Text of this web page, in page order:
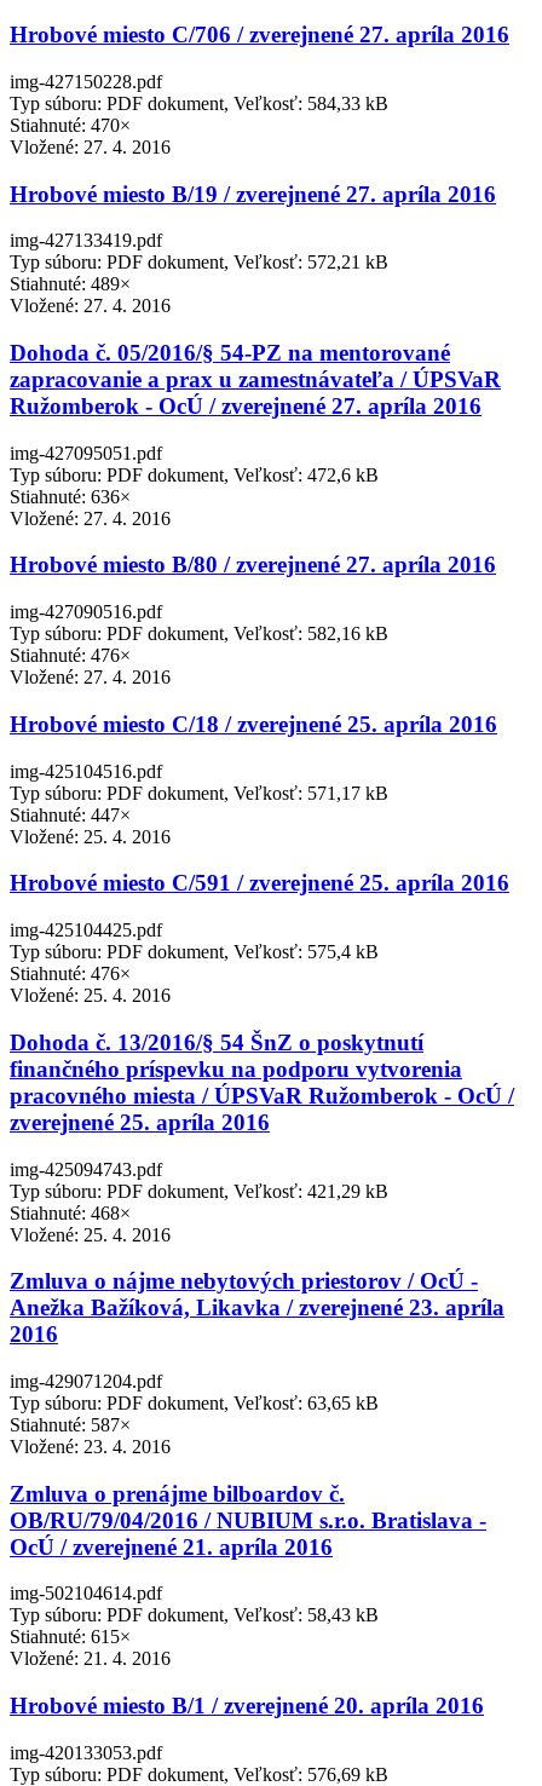
Hrobové miesto C/706 / zverejnené 27. apríla 2016
img-427150228.pdf
Typ súboru: PDF dokument, Veľkosť: 584,33 kB
Stiahnuté: 470×
Vložené: 27. 4. 2016
Hrobové miesto B/19 / zverejnené 27. apríla 2016
img-427133419.pdf
Typ súboru: PDF dokument, Veľkosť: 572,21 kB
Stiahnuté: 489×
Vložené: 27. 4. 2016
Dohoda č. 05/2016/§ 54-PZ na mentorované
zapracovanie a prax u zamestnávateľa / ÚPSVaR
Ružomberok - OcÚ / zverejnené 27. apríla 2016
img-427095051.pdf
Typ súboru: PDF dokument, Veľkosť: 472,6 kB
Stiahnuté: 636×
Vložené: 27. 4. 2016
Hrobové miesto B/80 / zverejnené 27. apríla 2016
img-427090516.pdf
Typ súboru: PDF dokument, Veľkosť: 582,16 kB
Stiahnuté: 476×
Vložené: 27. 4. 2016
Hrobové miesto C/18 / zverejnené 25. apríla 2016
img-425104516.pdf
Typ súboru: PDF dokument, Veľkosť: 571,17 kB
Stiahnuté: 447×
Vložené: 25. 4. 2016
Hrobové miesto C/591 / zverejnené 25. apríla 2016
img-425104425.pdf
Typ súboru: PDF dokument, Veľkosť: 575,4 kB
Stiahnuté: 476×
Vložené: 25. 4. 2016
Dohoda č. 13/2016/§ 54 ŠnZ o poskytnutí
finančného príspevku na podporu vytvorenia
pracovného miesta / ÚPSVaR Ružomberok - OcÚ /
zverejnené 25. apríla 2016
img-425094743.pdf
Typ súboru: PDF dokument, Veľkosť: 421,29 kB
Stiahnuté: 468×
Vložené: 25. 4. 2016
Zmluva o nájme nebytových priestorov / OcÚ -
Anežka Bažíková, Likavka / zverejnené 23. apríla
2016
img-429071204.pdf
Typ súboru: PDF dokument, Veľkosť: 63,65 kB
Stiahnuté: 587×
Vložené: 23. 4. 2016
Zmluva o prenájme bilboardov č.
OB/RU/79/04/2016 / NUBIUM s.r.o. Bratislava -
OcÚ / zverejnené 21. apríla 2016
img-502104614.pdf
Typ súboru: PDF dokument, Veľkosť: 58,43 kB
Stiahnuté: 615×
Vložené: 21. 4. 2016
Hrobové miesto B/1 / zverejnené 20. apríla 2016
img-420133053.pdf
Typ súboru: PDF dokument, Veľkosť: 576,69 kB